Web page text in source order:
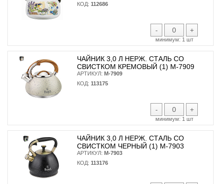
КОД: 112686
- +
минимум: 1 шт
ЧАЙНИК 3,0 Л НЕРЖ. СТАЛЬ СО
СВИСТКОМ КРЕМОВЫЙ (1) М-7909
АРТИКУЛ: М-7909
КОД: 113175
- +
минимум: 1 шт
ЧАЙНИК 3,0 Л НЕРЖ. СТАЛЬ СО
СВИСТКОМ ЧЕРНЫЙ (1) М-7903
АРТИКУЛ: М-7903
КОД: 113176